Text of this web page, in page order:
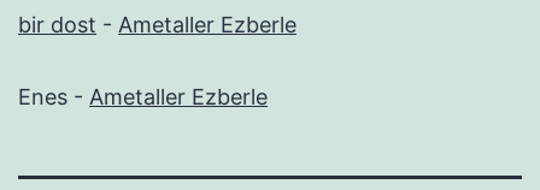
bir dost - Ametaller Ezberle
Enes - Ametaller Ezberle